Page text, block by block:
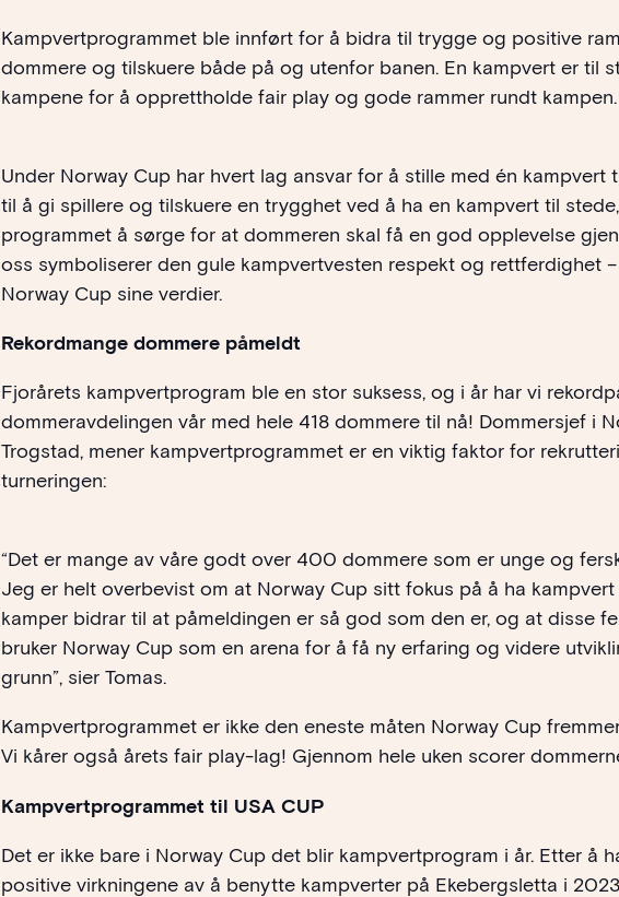
Kampvertprogrammet ble innført for å bidra til trygge og positive
dommere og tilskuere både på og utenfor banen. En kampvert er til
kampene for å opprettholde fair play og gode rammer rundt kampen.
Under Norway Cup har hvert lag ansvar for å stille med én kampvert
til å gi spillere og tilskuere en trygghet ved å ha en kampvert til
programmet å sørge for at dommeren skal få en god opplevelse
oss symboliserer den gule kampvertvesten respekt og rettferdighet
Norway Cup sine verdier.
Rekordmange dommere påmeldt
Fjorårets kampvertprogram ble en stor suksess, og i år har vi
dommeravdelingen vår med hele 418 dommere til nå! Dommersjef i
Trogstad, mener kampvertprogrammet er en viktig faktor for
turneringen:
“Det er mange av våre godt over 400 dommere som er unge og
Jeg er helt overbevist om at Norway Cup sitt fokus på å ha
kamper bidrar til at påmeldingen er så god som den er, og at disse
bruker Norway Cup som en arena for å få ny erfaring og videre
grunn”, sier Tomas.
Kampvertprogrammet er ikke den eneste måten Norway Cup
Vi kårer også årets fair play-lag! Gjennom hele uken scorer
Kampvertprogrammet til USA CUP
Det er ikke bare i Norway Cup det blir kampvertprogram i år. Etter å
positive virkningene av å benytte kampverter på Ekebergsletta i